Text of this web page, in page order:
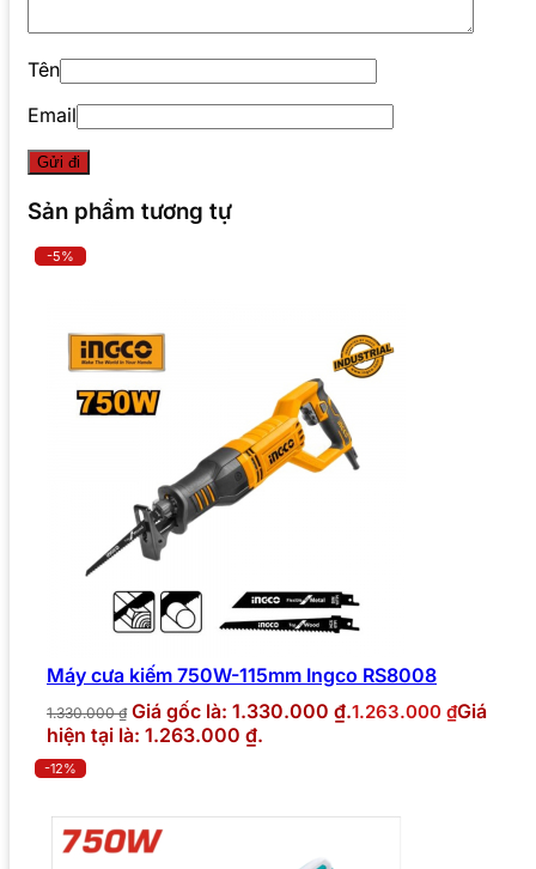
Tên
Email
Sản phẩm tương tự
-5%
Máy cưa kiếm 750W-115mm Ingco RS8008
1.330.000₫ Giá gốc là: 1.330.000 ₫.1.263.000 ₫Giá
hiện tại là: 1.263.000 ₫.
-12%